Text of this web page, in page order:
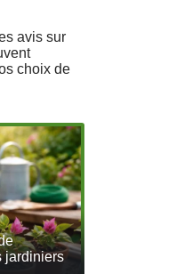
avis sur
choix de
jardiniers